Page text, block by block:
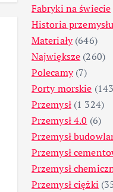
Fabryki na świecie
Historia przemysłu
Materiały(646)
Największe (260)
Polecamy(7)
Porty morskie
Przemysł(1 324)
Przemysł 4.0 (6)
Przemysł
Przemysł
Przemysł
Przemysł ciężki